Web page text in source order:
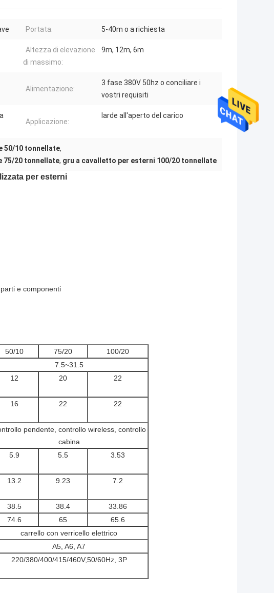
Portata: 5-40m o a richiesta
Altezza di elevazione
di massimo:
9m, 12m, 6m
Alimentazione:
3 fase 380V 50hz o conciliare i
vostri requisiti
Applicazione:
Iarde all'aperto del carico
50/10 tonnellate,
75/20 tonnellate, gru a cavalletto per esterni 100/20 tonnellate
per esterni
e componenti
50/10 75/20
100/20
7.5~31.5
12 20 22
16 22 22
pendente, controllo wireless, controllo
cabina
5.9 5.5 3.53
13.2 9.23 7.2
38.5 38.4
33.86
74.6 65
65.6
carrello con verricello elettrico
A5, A6, A7
220/380/400/415/460V,50/60Hz, 3P